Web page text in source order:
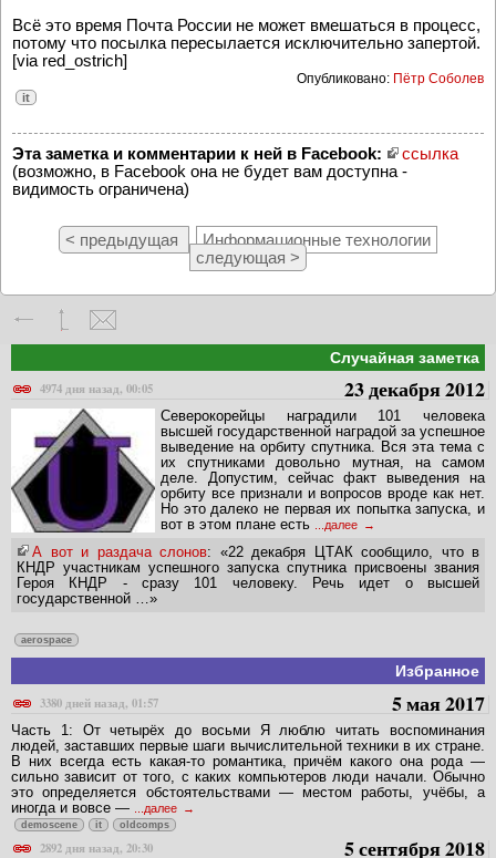
Всё это время Почта России не может вмешаться в процесс,
потому что посылка пересылается исключительно запертой.
[via red_ostrich]
Опубликовано: Пётр Соболев
it
Эта заметка и комментарии к ней в Facebook:
ссылка
(возможно, в Facebook она не будет вам доступна -
видимость ограничена)
< предыдущая
Информационные технологии
следующая >
Случайная заметка
4974 дня назад, 00:05
23 декабря 2012
Северокорейцы наградили 101 человека
высшей государственной наградой за успешное
выведение на орбиту спутника. Вся эта тема с
их спутниками довольно мутная, на самом
деле. Допустим, сейчас факт выведения на
орбиту все признали и вопросов вроде как нет.
Но это далеко не первая их попытка запуска, и
вот в этом плане есть
...далее
А вот и раздача слонов: «22 декабря ЦТАК сообщило, что в
КНДР участникам успешного запуска спутника присвоены звания
Героя КНДР - сразу 101 человеку. Речь идет о высшей
государственной …»
aerospace
Избранное
3380 дней назад, 01:57
5 мая 2017
Часть 1: От четырёх до восьми Я люблю читать воспоминания
людей, заставших первые шаги вычислительной техники в их стране.
В них всегда есть какая-то романтика, причём какого она рода —
сильно зависит от того, с каких компьютеров люди начали. Обычно
это определяется обстоятельствами — местом работы, учёбы, а
иногда и вовсе —
...далее
demoscene it oldcomps
2892 дня назад, 20:30 5 сентября 2018